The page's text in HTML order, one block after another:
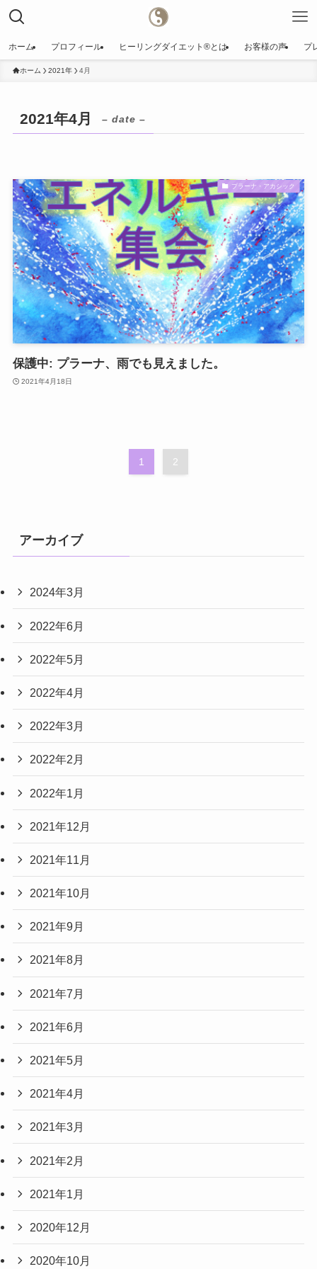
ホーム プロフィール ヒーリングダイエット®️とは お客様の声 プ
ホーム 2021年 4月
2021年4月 – date –
プラーナ・アカシック
保護中: プラーナ、雨でも見えました。
2021年4月18日
1 2
アーカイブ
2024年3月
2022年6月
2022年5月
2022年4月
2022年3月
2022年2月
2022年1月
2021年12月
2021年11月
2021年10月
2021年9月
2021年8月
2021年7月
2021年6月
2021年5月
2021年4月
2021年3月
2021年2月
2021年1月
2020年12月
2020年10月